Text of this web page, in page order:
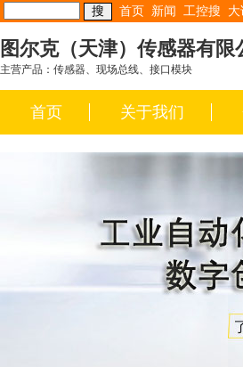
首页 新闻 工控搜
图尔克（天津）传感器有限
主营产品：传感器、现场总线、接口模块
首页 关于我们